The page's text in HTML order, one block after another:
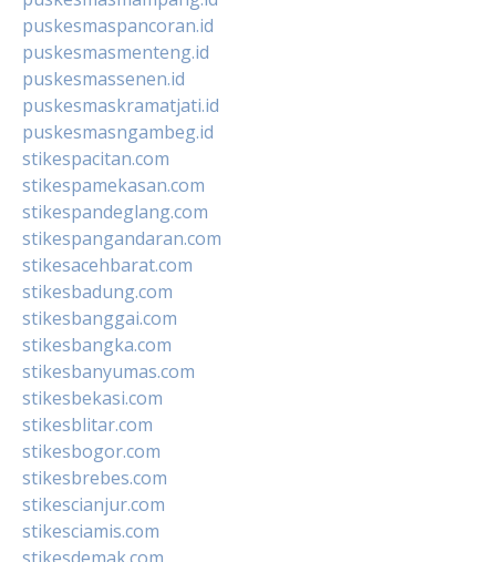
puskesmaspancoran.id
puskesmasmenteng.id
puskesmassenen.id
puskesmaskramatjati.id
puskesmasngambeg.id
stikespacitan.com
stikespamekasan.com
stikespandeglang.com
stikespangandaran.com
stikesacehbarat.com
stikesbadung.com
stikesbanggai.com
stikesbangka.com
stikesbanyumas.com
stikesbekasi.com
stikesblitar.com
stikesbogor.com
stikesbrebes.com
stikescianjur.com
stikesciamis.com
stikesdemak.com